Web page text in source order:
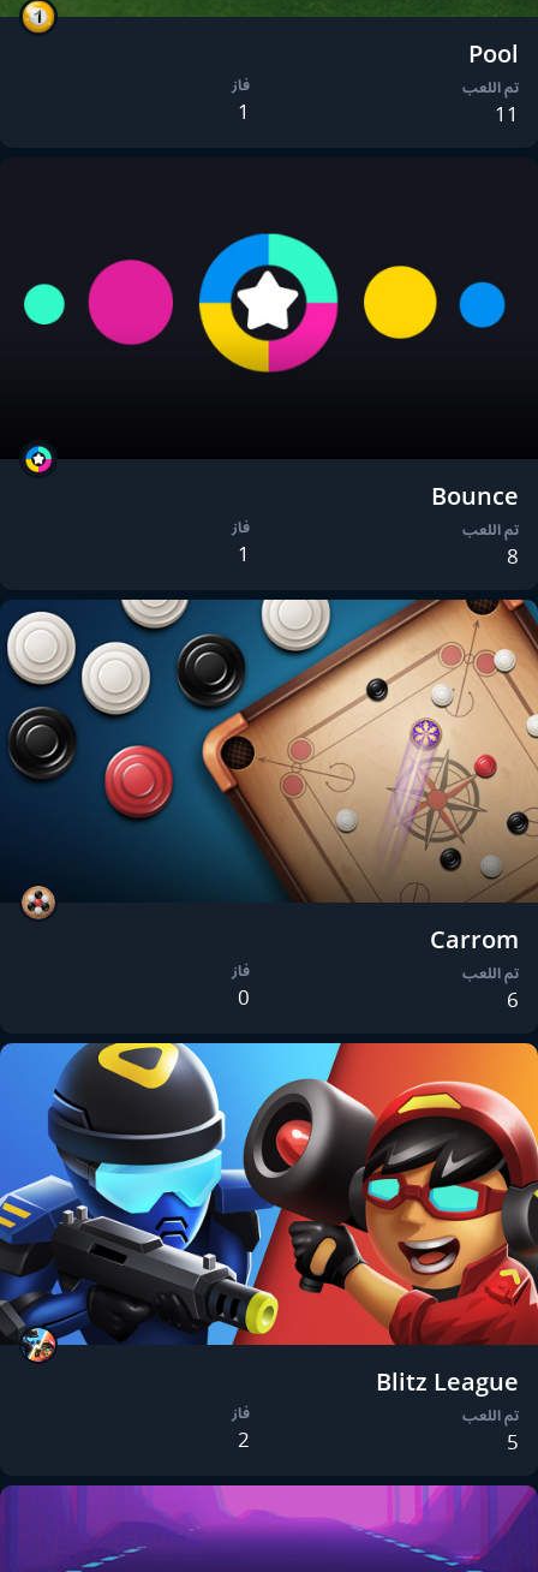
Pool
تم اللعب
11
فاز
1
Bounce
تم اللعب
8
فاز
1
Carrom
تم اللعب
6
فاز
0
Blitz League
تم اللعب
5
فاز
2